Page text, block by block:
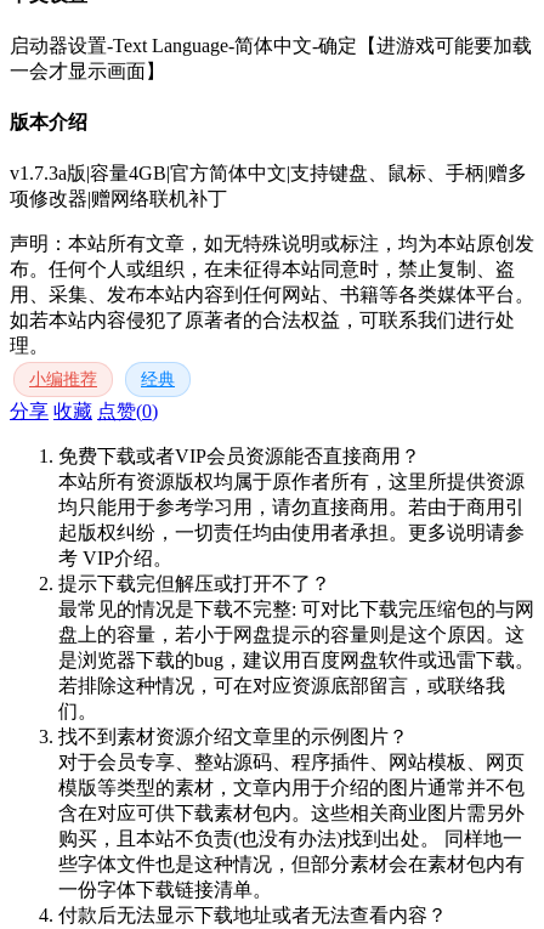
启动器设置-Text Language-简体中文-确定【进游戏可能要加载
一会才显示画面】
版本介绍
v1.7.3a版|容量4GB|官方简体中文|支持键盘、鼠标、手柄|赠多
项修改器|赠网络联机补丁
声明：本站所有文章，如无特殊说明或标注，均为本站原创发
布。任何个人或组织，在未征得本站同意时，禁止复制、盗
用、采集、发布本站内容到任何网站、书籍等各类媒体平台。
如若本站内容侵犯了原著者的合法权益，可联系我们进行处
理。
小编推荐 经典
分享 收藏 点赞(0)
免费下载或者VIP会员资源能否直接商用？
本站所有资源版权均属于原作者所有，这里所提供资源
均只能用于参考学习用，请勿直接商用。若由于商用引
起版权纠纷，一切责任均由使用者承担。更多说明请参
考 VIP介绍。
提示下载完但解压或打开不了？
最常见的情况是下载不完整: 可对比下载完压缩包的与网
盘上的容量，若小于网盘提示的容量则是这个原因。这
是浏览器下载的bug，建议用百度网盘软件或迅雷下载。
若排除这种情况，可在对应资源底部留言，或联络我
们。
找不到素材资源介绍文章里的示例图片？
对于会员专享、整站源码、程序插件、网站模板、网页
模版等类型的素材，文章内用于介绍的图片通常并不包
含在对应可供下载素材包内。这些相关商业图片需另外
购买，且本站不负责(也没有办法)找到出处。 同样地一
些字体文件也是这种情况，但部分素材会在素材包内有
一份字体下载链接清单。
付款后无法显示下载地址或者无法查看内容？